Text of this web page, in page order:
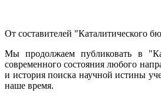
От составителей "Каталитического
Мы продолжаем публиковать в
современного состояния любого
и история поиска научной истины
наше время.